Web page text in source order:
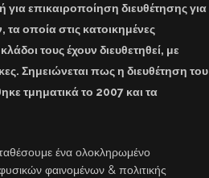
επικαιροποίηση διευθέτησης για
οποία στις κατοικημένες
τους έχουν διευθετηθεί, με
Σημειώνεται πως η διευθέτηση του
τμηματικά το 2007 και τα
ένα ολοκληρωμένο
φαινομένων & πολιτικής